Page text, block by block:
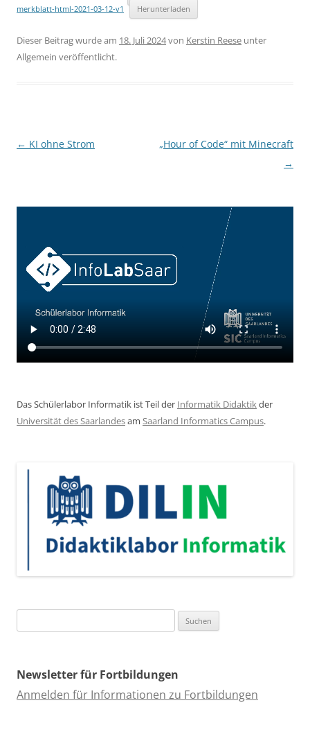
merkblatt-html-2021-03-12-v1
Herunterladen
Dieser Beitrag wurde am 18. Juli 2024von Kerstin Reese unter
Allgemein veröffentlicht.
Beitragsnavigation
← KI ohne Strom
„Hour of Code“ mit Minecraft
→
Das Schülerlabor Informatik ist Teil der Informatik Didaktikder
Universität des Saarlandesam Saarland Informatics Campus.
nach:
Newsletter für Fortbildungen
Anmelden für Informationen zu Fortbildungen